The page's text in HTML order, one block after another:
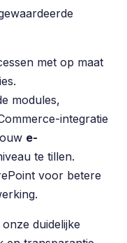
met op maat
modules,
integratie
e-
te tillen.
voor betere
duidelijke